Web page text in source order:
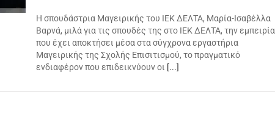
Η σπουδάστρια Μαγειρικής του ΙΕΚ ΔΕΛΤΑ, Μαρία-Ισαβέλλα
Βαρνά, μιλά για τις σπουδές της στο ΙΕΚ ΔΕΛΤΑ, την εμπειρία
που έχει αποκτήσει μέσα στα σύγχρονα εργαστήρια
Μαγειρικής της Σχολής Επισιτισμού, το πραγματικό
ενδιαφέρον που επιδεικνύουν οι [...]